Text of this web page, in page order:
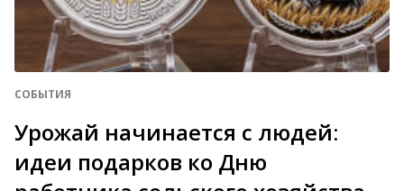
СОБЫТИЯ
Урожай начинается с людей:
идеи подарков ко Дню